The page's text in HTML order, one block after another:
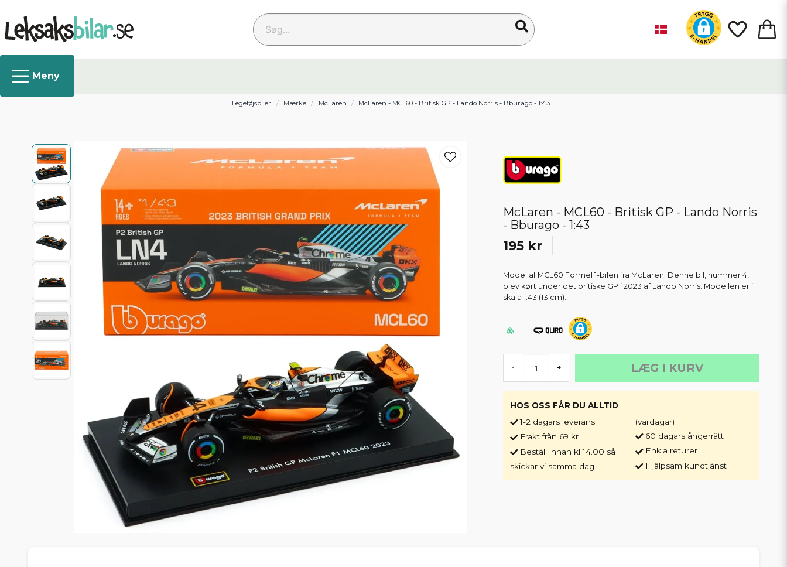
Søg...
Legetøjsbiler Mærke McLaren McLaren - MCL60 - Britisk GP - Lando Norris - Bburago - 1:43
McLaren - MCL60 - Britisk GP - Lando Norris
- Bburago - 1:43
195 kr
Model af MCL60 Formel 1-bilen fra McLaren. Denne bil, nummer 4,
blev kørt under det britiske GP i 2023 af Lando Norris. Modellen er i
skala 1:43 (13 cm).
- + LÆG I KURV
HOS OSS FÅR DU ALLTID
1-2 dagars leverans
Frakt från 69 kr
Beställ innan kl 14.00 så
skickar vi samma dag
(vardagar)
60 dagars ångerrätt
Enkla returer
Hjälpsam kundtjänst